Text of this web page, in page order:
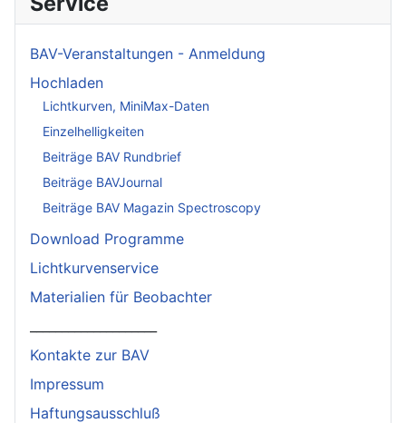
BAV-Veranstaltungen - Anmeldung
Hochladen
Lichtkurven, MiniMax-Daten
Einzelhelligkeiten
Beiträge BAV Rundbrief
Beiträge BAVJournal
Beiträge BAV Magazin Spectroscopy
Download Programme
Lichtkurvenservice
Materialien für Beobachter
Kontakte zur BAV
Impressum
Haftungsausschluß